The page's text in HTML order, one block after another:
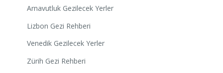
Arnavutluk Gezilecek Yerler
Lizbon Gezi Rehberi
Venedik Gezilecek Yerler
Zürih Gezi Rehberi